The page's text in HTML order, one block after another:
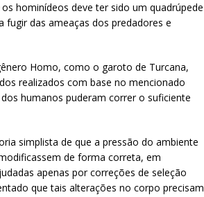
hominídeos deve ter sido um quadrúpede
fugir das ameaças dos predadores e
Homo, como o garoto de Turcana,
realizados com base no mencionado
humanos puderam correr o suficiente
simplista de que a pressão do ambiente
de forma correta, em
apenas por correções de seleção
que tais alterações no corpo precisam